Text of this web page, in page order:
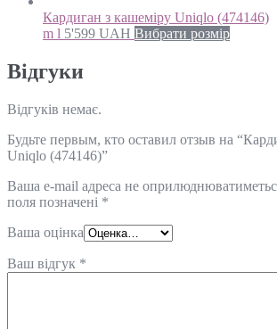
Кардиган з кашеміру Uniqlo (474146)
m l 5'599 UAH Вибрати розмір
Відгуки
Відгуків немає.
Будьте первым, кто оставил отзыв на
Uniqlo (474146)”
Ваша e-mail адреса не
поля позначені *
Ваша оцінка
Ваш відгук *